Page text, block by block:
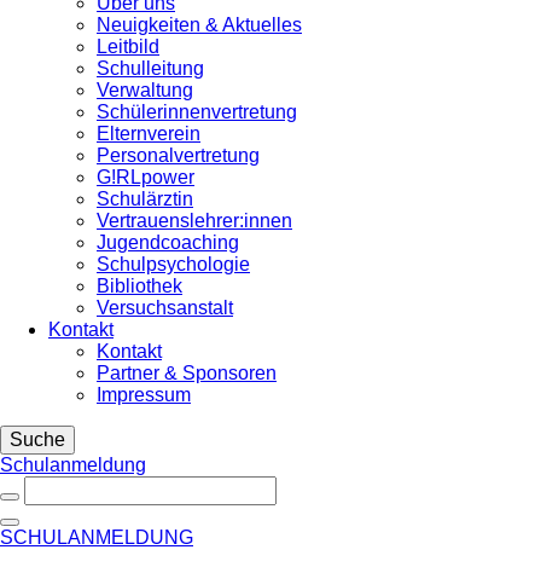
Neuigkeiten & Aktuelles
Leitbild
Schulleitung
Verwaltung
Schülerinnenvertretung
Elternverein
Personalvertretung
G!RLpower
Schulärztin
Vertrauenslehrer:innen
Jugendcoaching
Schulpsychologie
Bibliothek
Versuchsanstalt
Kontakt
Kontakt
Partner & Sponsoren
Impressum
Suche
Schulanmeldung
SCHULANMELDUNG